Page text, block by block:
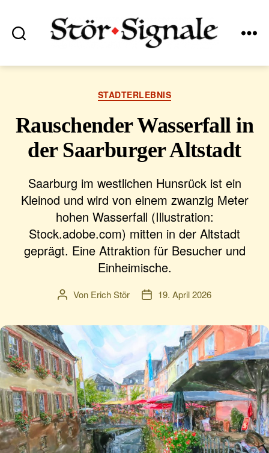
Kategorien
STADTERLEBNIS
Rauschender Wasserfall in
der Saarburger Altstadt
Saarburg im westlichen Hunsrück ist ein
Kleinod und wird von einem zwanzig Meter
hohen Wasserfall (Illustration:
Stock.adobe.com) mitten in der Altstadt
geprägt. Eine Attraktion für Besucher und
Einheimische.
Beitragsautor
Von Erich Stör Veröffentlichungsdatum
19. April 2026